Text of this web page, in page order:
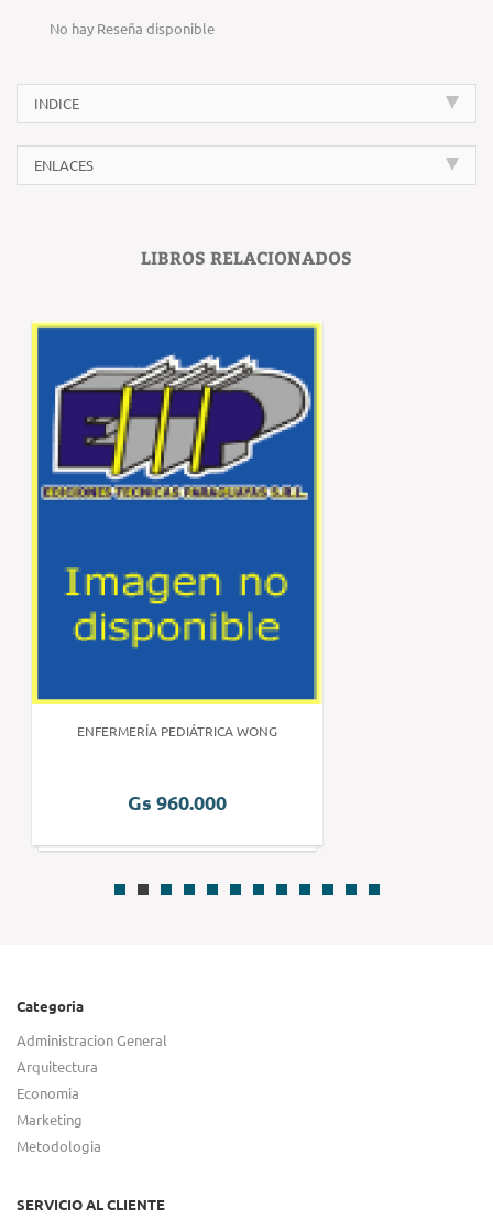
No hay Reseña disponible
INDICE
ENLACES
LIBROS RELACIONADOS
ENFERMERÍA PEDIÁTRICA WONG
Gs 960.000
Categoria
Administracion General
Arquitectura
Economia
Marketing
Metodologia
SERVICIO AL CLIENTE